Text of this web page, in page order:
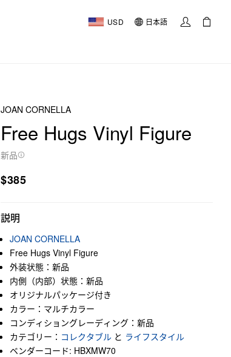
USD 日本語
JOAN CORNELLA
Free Hugs Vinyl Figure
新品
$385
説明
JOAN CORNELLA
Free Hugs Vinyl Figure
外装状態：新品
内側（内部）状態：新品
オリジナルパッケージ付き
カラー：マルチカラー
コンディショングレーディング：新品
カテゴリー： コレクタブル と ライフスタイル
ベンダーコード: HBXMW70